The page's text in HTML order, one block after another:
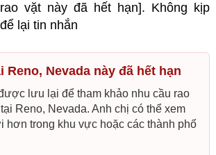
vặt này đã hết hạn]. Không kịp
lại tin nhắn
Reno, Nevada này đã hết hạn
lưu lại để tham khảo nhu cầu rao
Reno, Nevada. Anh chị có thể xem
hơn trong khu vực hoặc các thành phố